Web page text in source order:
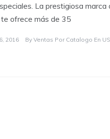
La prestigiosa marca
ofrece más de 35
2016 By Ventas Por Catalogo En